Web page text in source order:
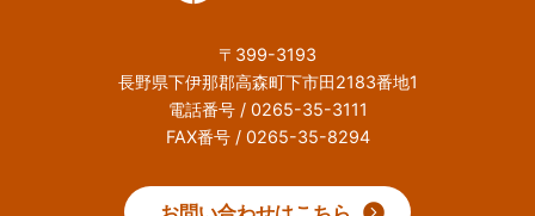
〒399-3193
長野県下伊那郡高森町下市田2183番地1
電話番号 / 0265-35-3111
FAX番号 / 0265-35-8294